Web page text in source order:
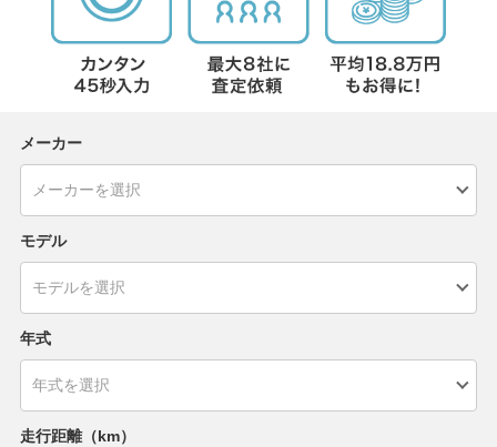
メーカー
モデル
年式
走行距離（km）